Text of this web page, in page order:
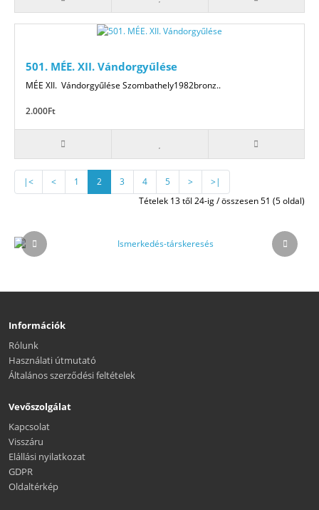
501. MÉE. XII. Vándorgyűlése
MÉE XII. Vándorgyűlése Szombathely1982bronz..
2.000Ft
|< < 1 2 3 4 5 >
>|
Tételek 13 től 24-ig / összesen 51 (5 oldal)
Információk
Rólunk
Használati útmutató
Általános szerződési feltételek
Vevőszolgálat
Kapcsolat
Visszáru
Elállási nyilatkozat
GDPR
Oldaltérkép